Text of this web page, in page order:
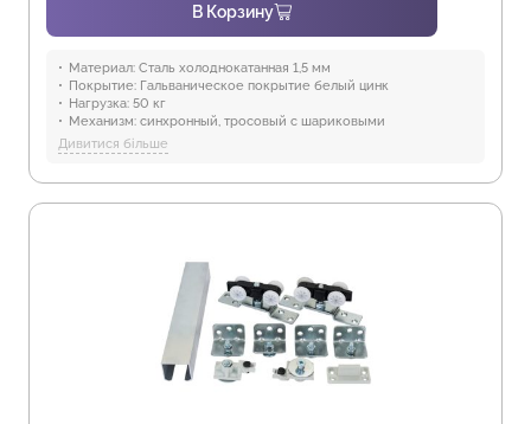
В Корзину
Материал: Сталь холоднокатанная 1,5 мм
Покрытие: Гальваническое покрытие белый цинк
Нагрузка: 50 кг
Механизм: синхронный, тросовый с шариковыми
направляющими, с фиксацией троса в любом положении
Длина механизма в закрытом состоянии, (мм):
Длина механизма в открытом состоянии, (мм):
1052, 1065, 1100, 1240, 1250, 1300, 1450, 560, 600, 700, 800,
820, 850, 910, 950
Производство мебели, Торговля и HoReCa
Дивитися більше